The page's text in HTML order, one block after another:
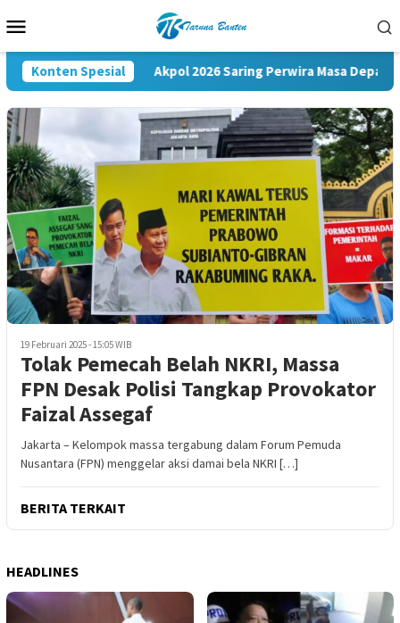
ke
Mobile
Konten Spesial
Nasional Akpol 2026 Saring Perwira Masa Depan
19 Februari 2025 - 15:05 WIB
Tolak Pemecah Belah NKRI, Massa
FPN Desak Polisi Tangkap Provokator
Faizal Assegaf
Jakarta – Kelompok massa tergabung dalam Forum Pemuda
Nusantara (FPN) menggelar aksi damai bela NKRI […]
BERITA TERKAIT
HEADLINES